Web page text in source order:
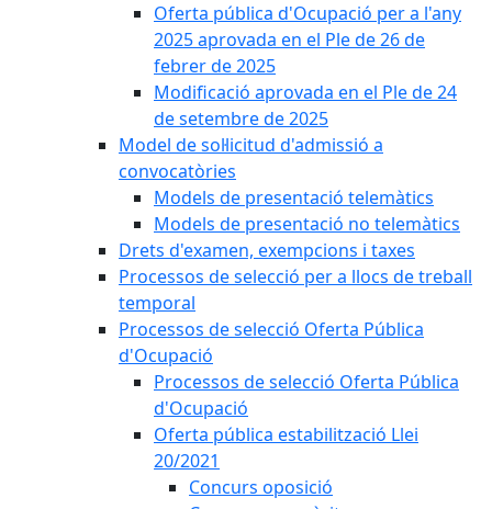
Oferta pública d'Ocupació per a l'any
2025 aprovada en el Ple de 26 de
febrer de 2025
Modificació aprovada en el Ple de 24
de setembre de 2025
Model de sol·licitud d'admissió a
convocatòries
Models de presentació telemàtics
Models de presentació no telemàtics
Drets d'examen, exempcions i taxes
Processos de selecció per a llocs de treball
temporal
Processos de selecció Oferta Pública
d'Ocupació
Processos de selecció Oferta Pública
d'Ocupació
Oferta pública estabilització Llei
20/2021
Concurs oposició